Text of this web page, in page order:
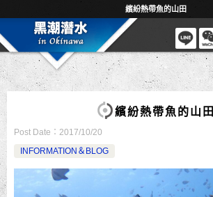
繽紛熱帶魚的山田
繽紛熱帶魚的山田
Post Date： 2017/10/20
INFORMATION＆BLOG